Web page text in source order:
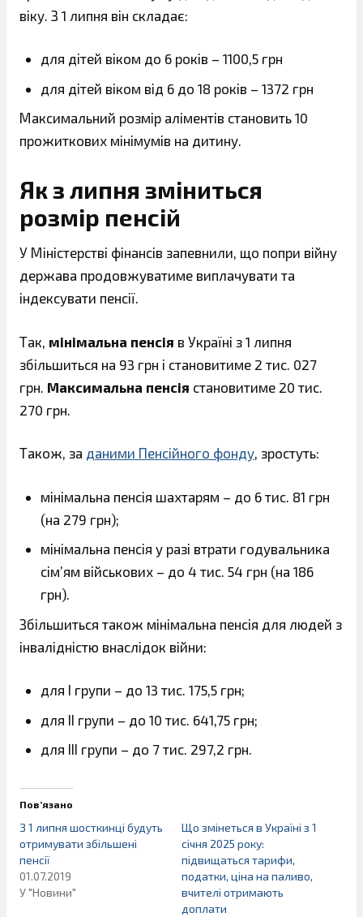
віку. З 1 липня він складає:
для дітей віком до 6 років – 1100,5 грн
для дітей віком від 6 до 18 років – 1372 грн
Максимальний розмір аліментів становить 10
прожиткових мінімумів на дитину.
Як з липня зміниться
розмір пенсій
У Міністерстві фінансів запевнили, що попри війну
держава продовжуватиме виплачувати та
індексувати пенсії.
Так, мінімальна пенсія в Україні з 1 липня
збільшиться на 93 грн і становитиме 2 тис. 027
грн. Максимальна пенсія становитиме 20 тис.
270 грн.
Також, за даними Пенсійного фонду, зростуть:
мінімальна пенсія шахтарям – до 6 тис. 81 грн
(на 279 грн);
мінімальна пенсія у разі втрати годувальника
сім’ям військових – до 4 тис. 54 грн (на 186
грн).
Збільшиться також мінімальна пенсія для людей з
інвалідністю внаслідок війни:
для І групи – до 13 тис. 175,5 грн;
для ІІ групи – до 10 тис. 641,75 грн;
для ІІІ групи – до 7 тис. 297,2 грн.
Пов’язано
З 1 липня шосткинці будуть
отримувати збільшені
пенсії
01.07.2019
У "Новини"
Що змінеться в Україні з 1
січня 2025 року:
підвищаться тарифи,
податки, ціна на паливо,
вчителі отримають
доплати